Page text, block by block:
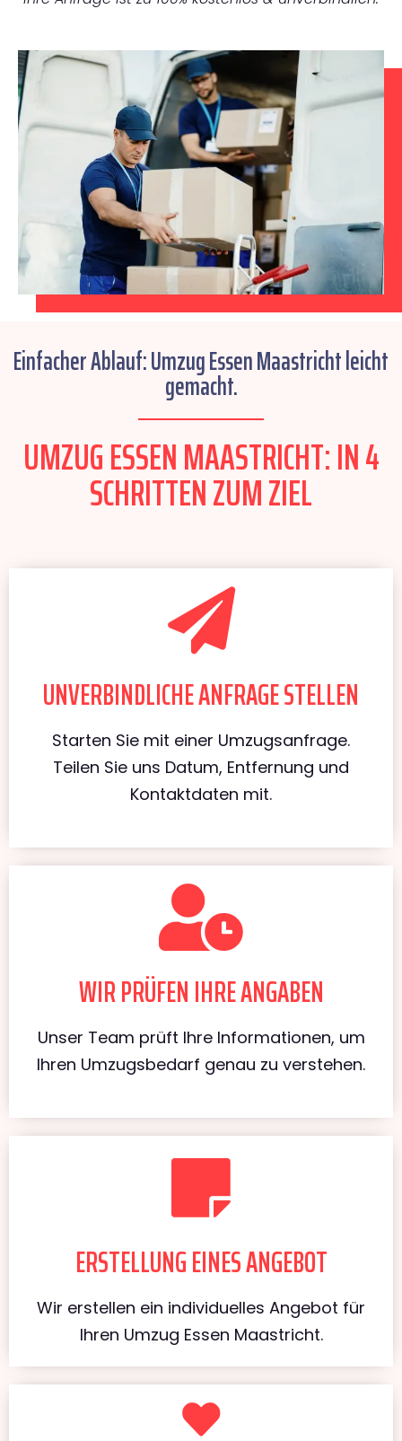
Einfacher Ablauf: Umzug Essen Maastricht leicht
gemacht.
UMZUG ESSEN MAASTRICHT: IN 4
SCHRITTEN ZUM ZIEL
UNVERBINDLICHE ANFRAGE STELLEN
Starten Sie mit einer Umzugsanfrage.
Teilen Sie uns Datum, Entfernung und
Kontaktdaten mit.
WIR PRÜFEN IHRE ANGABEN
Unser Team prüft Ihre Informationen, um
Ihren Umzugsbedarf genau zu verstehen.
ERSTELLUNG EINES ANGEBOT
Wir erstellen ein individuelles Angebot für
Ihren Umzug Essen Maastricht.